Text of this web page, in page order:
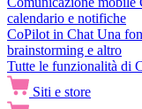
calendario e notifiche
CoPilot in Chat Una
brainstorming e altro
Tutte le funzionalità di
Siti e store